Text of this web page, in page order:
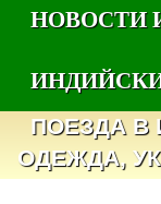
НОВОСТИ
ПОЕЗДА В
ОДЕЖДА,